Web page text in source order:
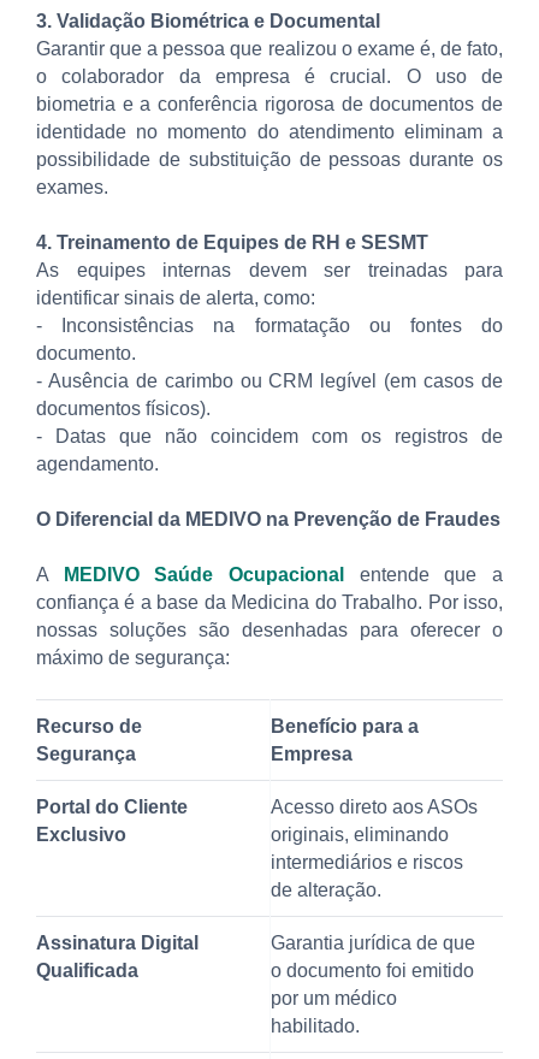
3. Validação Biométrica e Documental
Garantir que a pessoa que realizou o exame é, de fato,
o colaborador da empresa é crucial. O uso de
biometria e a conferência rigorosa de documentos de
identidade no momento do atendimento eliminam a
possibilidade de substituição de pessoas durante os
exames.
4. Treinamento de Equipes de RH e SESMT
As equipes internas devem ser treinadas para
identificar sinais de alerta, como:
- Inconsistências na formatação ou fontes do
documento.
- Ausência de carimbo ou CRM legível (em casos de
documentos físicos).
- Datas que não coincidem com os registros de
agendamento.
O Diferencial da MEDIVO na Prevenção de Fraudes
A MEDIVO Saúde Ocupacional
entende que a
confiança é a base da Medicina do Trabalho. Por isso,
nossas soluções são desenhadas para oferecer o
máximo de segurança:
Recurso de
Segurança
Benefício para a
Empresa
Portal do Cliente
Exclusivo
Acesso direto aos ASOs
originais, eliminando
intermediários e riscos
de alteração.
Assinatura Digital
Qualificada
Garantia jurídica de que
o documento foi emitido
por um médico
habilitado.